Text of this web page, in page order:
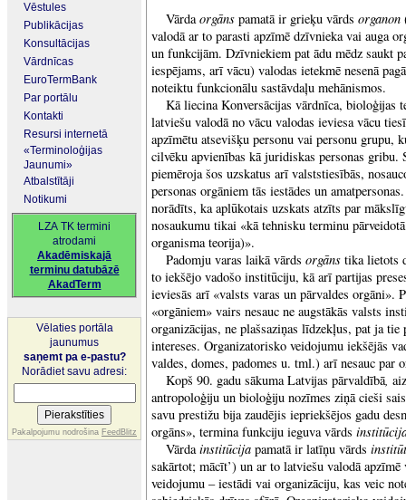
Vēstules
Publikācijas
Konsultācijas
Vārdnīcas
EuroTermBank
Par portālu
Kontakti
Resursi internetā
«Terminoloģijas
Jaunumi»
Atbalstītāji
Notikumi
LZA TK termini
atrodami
Akadēmiskajā
terminu datubāzē
AkadTerm
Vēlaties portāla
jaunumus
saņemt pa e-pastu?
Norādiet savu adresi:
Pakalpojumu nodrošina FeedBlitz
Vārdaorgāns pamatā ir grieķu vārds organon
valodā ar to parasti apzīmē dzīvnieka vai auga
un funkcijām. Dzīvniekiem pat ādu mēdz saukt
iespējams, arī vācu) valodas ietekmē nesenā
noteiktu funkcionālu sastāvdaļu mehānismos.
Kā liecina Konversācijas vārdnīca, bioloģijas
latviešu valodā no vācu valodas ieviesa vācu
apzīmētu atsevišķu personu vai personu grupu,
cilvēku apvienības kā juridiskas personas
piemēroja šos uzskatus arī valststiesībās,
personas orgāniem tās iestādes un
norādīts, ka aplūkotais uzskats atzīts par
nosaukumu tikai «kā tehnisku terminu
organisma teorija)».
Padomju varas laikā vārds orgāns tika lietots
to iekšējo vadošo institūciju, kā arī partijas
ieviesās arī «valsts varas un pārvaldes orgāni».
«orgāniem» vairs nesauc ne augstākās valsts
organizācijas, ne plašsaziņas līdzekļus, pat ja tie
intereses. Organizatorisko veidojumu iekšējās
valdes, domes, padomes u. tml.) arī nesauc par
Kopš 90. gadu sākuma Latvijas pārvaldībā,
antropoloģiju un bioloģiju nozīmes ziņā cieši
savu prestižu bija zaudējis iepriekšējos gadu
orgāns», termina funkciju ieguva vārds
Vārdainstitūcija pamatā ir latīņu vārds
sakārtot; mācīt’) un ar to latviešu valodā
veidojumu – iestādi vai organizāciju, kas veic